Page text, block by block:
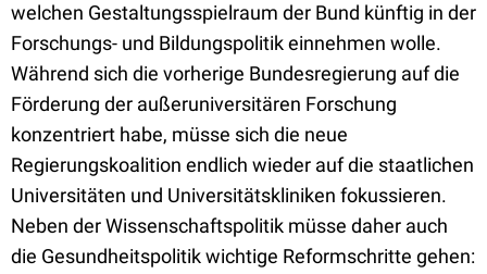
welchen Gestaltungsspielraum der Bund künftig in der
Forschungs- und Bildungspolitik einnehmen wolle.
Während sich die vorherige Bundesregierung auf die
Förderung der außeruniversitären Forschung
konzentriert habe, müsse sich die neue
Regierungskoalition endlich wieder auf die staatlichen
Universitäten und Universitätskliniken fokussieren.
Neben der Wissenschaftspolitik müsse daher auch
die Gesundheitspolitik wichtige Reformschritte gehen: